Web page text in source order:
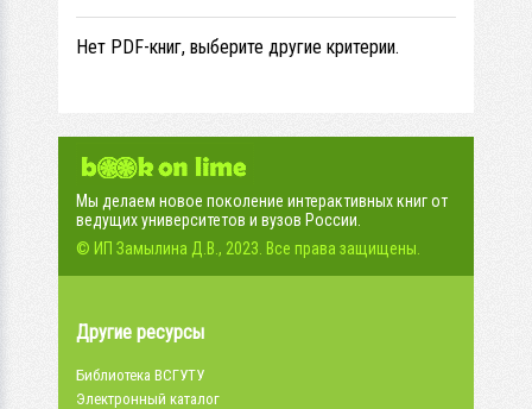
Нет PDF-книг, выберите другие критерии.
Мы делаем новое поколение интерактивных книг от
ведущих университетов и вузов России.
© ИП Замылина Д.В., 2023. Все права защищены.
Другие ресурсы
Библиотека ВСГУТУ
Электронный каталог